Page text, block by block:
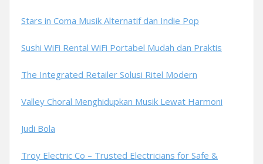
Stars in Coma Musik Alternatif dan Indie Pop
Sushi WiFi Rental WiFi Portabel Mudah dan Praktis
The Integrated Retailer Solusi Ritel Modern
Valley Choral Menghidupkan Musik Lewat Harmoni
Judi Bola
Troy Electric Co – Trusted Electricians for Safe &